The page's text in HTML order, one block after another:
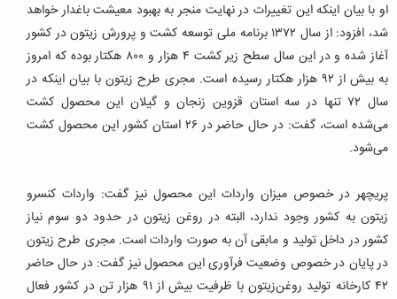
او با بیان اینکه این تغییرات در نهایت منجر به بهبود معیشت باغدار خواهد
شد، افزود: از سال ۱۳۷۲ برنامه ملی توسعه کشت و پرورش زیتون در کشور
آغاز شده و در این سال سطح زیر کشت ۴ هزار و ۸۰۰ هکتار بوده که امروز
به بیش از ۹۲ هزار هکتار رسیده است. مجری طرح زیتون با بیان اینکه در
سال ۷۲ تنها در سه استان قزوین زنجان و گیلان این محصول کشت
می‌شده است، گفت: در حال حاضر در ۲۶ استان کشور این محصول کشت
می‌شود.
پریچهر در خصوص میزان واردات این محصول نیز گفت: واردات کنسرو
زیتون به کشور وجود ندارد، البته در روغن زیتون در حدود دو سوم نیاز
کشور در داخل تولید و مابقی آن به صورت واردات است. مجری طرح زیتون
در پایان در خصوص وضعیت فرآوری این محصول نیز گفت: در حال حاضر
۴۲ کارخانه تولید روغن‌زیتون با ظرفیت بیش از ۹۱ هزار تن در کشور فعال